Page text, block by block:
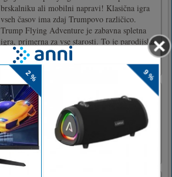
brskalniku ali mobilni napravi! Klasična igra
vseh časov ima zdaj Trumpovo različico.
Trump Flying Adventure je zabavna spletna
igra, primerna za vse starosti. To je parodijska
igra in je ne bi smeli jemati resno! Samo
Triki z mafijskim biljardom
Mafia Billiard Tricks je arkadna igra biljard, v
kateri lahko igrate zahtevno igro biljard. Ne
igrate se samo za zabavo; vaši nasprotniki so
del zloglasne mafije. Zaslužiti si morate, če
premagate vsakega člana posadke!